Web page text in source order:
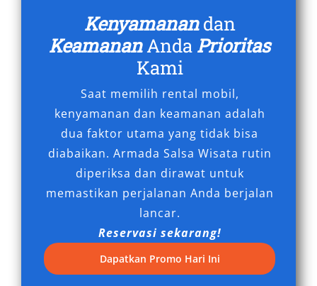
Perjalanan Jauh
Dengan sistem suspensi modern dan tenaga
mesin diesel yang tangguh, Hiace sangat andal
digunakan untuk perjalanan lintas kota. Baik
untuk kunjungan kerja ke Batulicin, tour religi
ke Martapura, atau ekspedisi wisata ke
Pegunungan Meratus, rental Hiace
Banjarmasin memberikan rasa aman sepanjang
rute. Tambahan fitur keselamatan seperti rem
ABS dan airbag juga meningkatkan
kepercayaan konsumen terhadap kendaraan
Kenyamanandan
KeamananAnda Prioritas
Kami
Saat memilih rental mobil,
kenyamanan dan keamanan adalah
dua faktor utama yang tidak bisa
diabaikan. Armada Salsa Wisata rutin
diperiksa dan dirawat untuk
memastikan perjalanan Anda berjalan
lancar.
Reservasi sekarang!
Dapatkan Promo Hari Ini